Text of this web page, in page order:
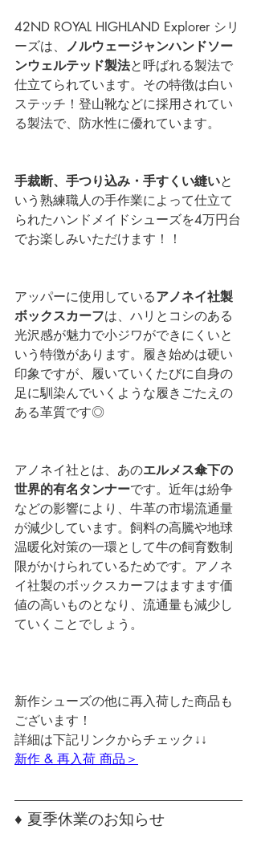
42ND ROYAL HIGHLAND Explorer シリ
ーズは、 ノルウェージャンハンドソー
ンウェルテッド製法と呼ばれる製法で
仕立てられています。その特徴は白い
ステッチ！登山靴などに採用されてい
る製法で、防水性に優れています。
手裁断、手つり込み・手すくい縫いと
いう熟練職人の手作業によって仕立て
られたハンドメイドシューズを4万円台
でお楽しみいただけます！！
アッパーに使用しているアノネイ社製
ボックスカーフは、ハリとコシのある
光沢感が魅力で小ジワができにくいと
いう特徴があります。履き始めは硬い
印象ですが、履いていくたびに自身の
足に馴染んでいくような履きごたえの
ある革質です◎
アノネイ社とは、あのエルメス傘下の
世界的有名タンナーです。近年は紛争
などの影響により、牛革の市場流通量
が減少しています。飼料の高騰や地球
温暖化対策の一環として牛の飼育数制
限がかけられているためです。アノネ
イ社製のボックスカーフはますます価
値の高いものとなり、流通量も減少し
ていくことでしょう。
新作シューズの他に再入荷した商品も
ございます！
詳細は下記リンクからチェック↓↓
新作 & 再入荷 商品＞
♦ 夏季休業のお知らせ